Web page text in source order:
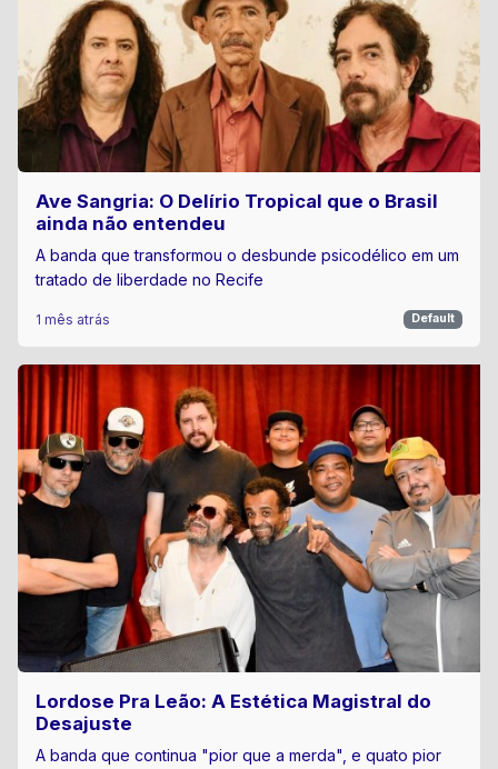
Ave Sangria: O Delírio Tropical que o Brasil
ainda não entendeu
A banda que transformou o desbunde psicodélico em um
tratado de liberdade no Recife
1 mês atrás Default
Lordose Pra Leão: A Estética Magistral do
Desajuste
A banda que continua "pior que a merda", e quato pior